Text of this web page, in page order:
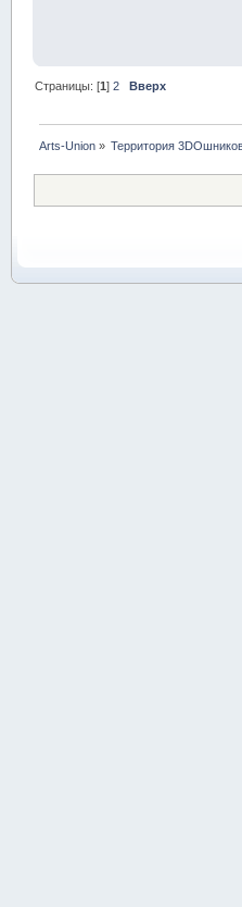
Страницы: [1]2 Вверх
Arts-Union » Территория